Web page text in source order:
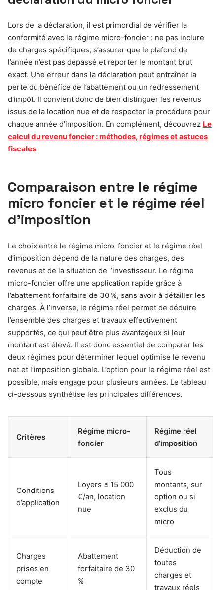
Lors de la déclaration, il est primordial de vérifier la
conformité avec le régime micro-foncier : ne pas inclure
de charges spécifiques, s’assurer que le plafond de
l’année n’est pas dépassé et reporter le montant brut
exact. Une erreur dans la déclaration peut entraîner la
perte du bénéfice de l’abattement ou un redressement
d’impôt. Il convient donc de bien distinguer les revenus
issus de la location nue et de respecter la procédure pour
chaque année d’imposition. En complément, découvrez Le
calcul du revenu foncier : méthodes, régimes et astuces
fiscales.
Comparaison entre le régime
micro foncier et le régime réel
d’imposition
Le choix entre le régime micro-foncier et le régime réel
d’imposition dépend de la nature des charges, des
revenus et de la situation de l’investisseur. Le régime
micro-foncier offre une application rapide grâce à
l’abattement forfaitaire de 30 %, sans avoir à détailler les
charges. À l’inverse, le régime réel permet de déduire
l’ensemble des charges et travaux effectivement
supportés, ce qui peut être plus avantageux si leur
montant est élevé. Il est donc essentiel de comparer les
deux régimes pour déterminer lequel optimise le revenu
net et l’imposition globale. L’option pour le régime réel est
possible, mais engage pour plusieurs années. Le tableau
ci-dessous synthétise les principales différences.
Critères
Régime micro-
foncier
Régime réel
d’imposition
Conditions
d’application
Loyers ≤ 15 000
€/an, location
nue
Tous
montants, sur
option ou si
exclus du
micro
Charges
prises en
compte
Abattement
forfaitaire de 30
%
Déduction de
toutes
charges et
travaux réels